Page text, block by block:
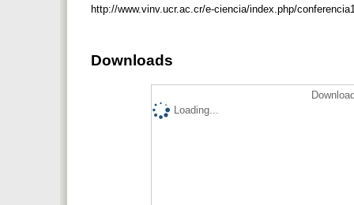
http://www.vinv.ucr.ac.cr/e-ciencia/index.php/
Downloads
Loading...